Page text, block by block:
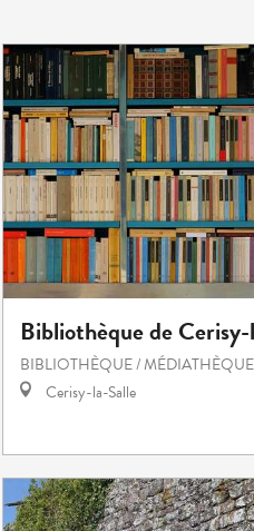
Bibliothèque de
BIBLIOTHÈQUE / MÉDIATHÈQUE
Cerisy-la-Salle